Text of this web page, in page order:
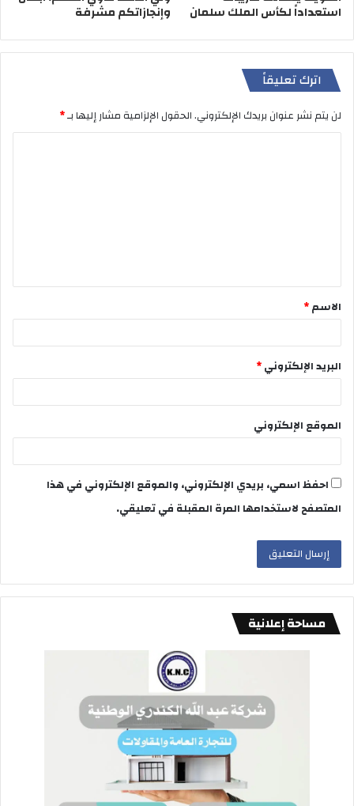
استعداداً لكأس الملك سلمان وإنجازاتكم مشرفة
اترك تعليقاً
لن يتم نشر عنوان بريدك الإلكتروني.الحقول الإلزامية مشار إليها بـ*
ق
*
الاسم*
البريد الإلكتروني*
الموقع الإلكتروني
احفظ اسمي، بريدي الإلكتروني، والموقع الإلكتروني في هذا
المتصفح لاستخدامها المرة المقبلة في تعليقي.
مساحة إعلانية